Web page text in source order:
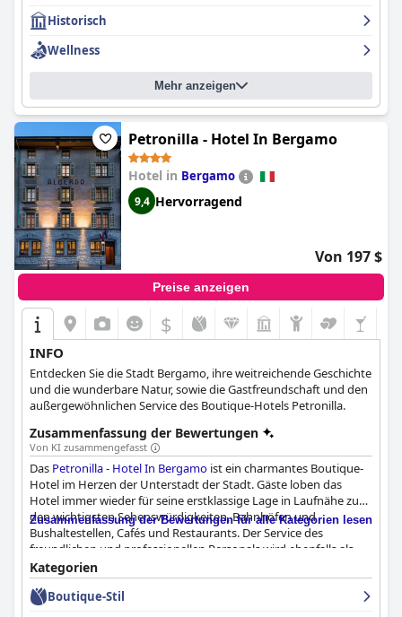
Historisch
Wellness
Mehr anzeigen
Petronilla - Hotel In Bergamo
Hotel in Bergamo
9,4 Hervorragend
Von 197 $
Preise anzeigen
$
INFO
Entdecken Sie die Stadt Bergamo, ihre weitreichende Geschichte
und die wunderbare Natur, sowie die Gastfreundschaft und den
außergewöhnlichen Service des Boutique-Hotels Petronilla.
Zusammenfassung der Bewertungen
Von KI zusammengefasst
Das Petronilla - Hotel In Bergamo ist ein charmantes Boutique-
Hotel im Herzen der Unterstadt der Stadt. Gäste loben das
Hotel immer wieder für seine erstklassige Lage in Laufnähe zu
den wichtigsten Sehenswürdigkeiten, Bahnhöfen und
Bushaltestellen, Cafés und Restaurants. Der Service des
freundlichen und professionellen Personals wird ebenfalls als
außergewöhnlich hervorgehoben, wobei Uta, Francesco und
Rebecca besonders gelobt werden. Das Frühstück im Hotel soll
fantastisch sein und eine vielfältige Auswahl an frischem Obst,
Zusammenfassung der Bewertungen für alle Kategorien lesen
Kategorien
Boutique-Stil